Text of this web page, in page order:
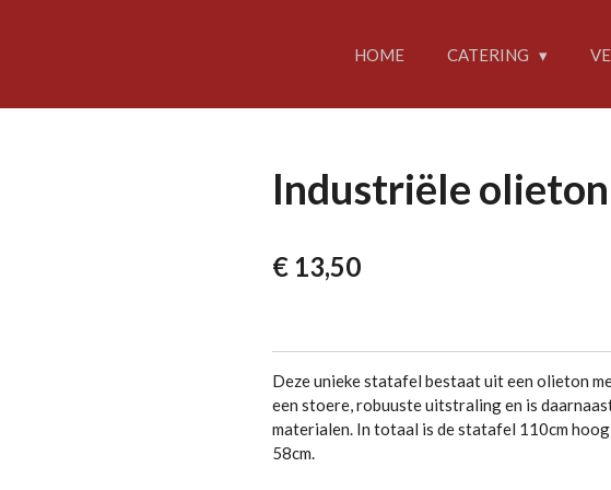
HOME CATERING
Industriële
€ 13,50
Deze unieke statafel bestaat uit een olieton
een stoere, robuuste uitstraling en is
materialen. In totaal is de statafel 110cm
58cm.